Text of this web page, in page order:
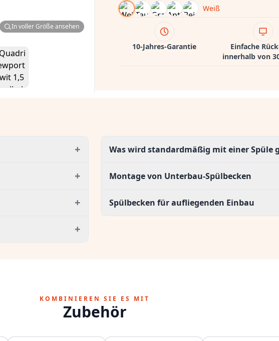
In voller Größe ansehen
Weiß
10-Jahres-Garantie
Einfache
innerhalb von
+
+
+
+
Was wird standardmäßig mit einer Spüle
Montage von Unterbau-Spülbecken
Spülbecken für aufliegenden Einbau
KOMBINIEREN SIE ES MIT
Zubehör